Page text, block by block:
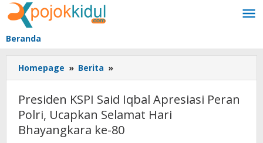
Lewati
ke
konten
Beranda
Homepage » Berita »
KSPI
Iqbal
Apresiasi
Peran
Presiden KSPI Said Iqbal Apresiasi Peran
Polri, Ucapkan Selamat Hari
Bhayangkara ke-80